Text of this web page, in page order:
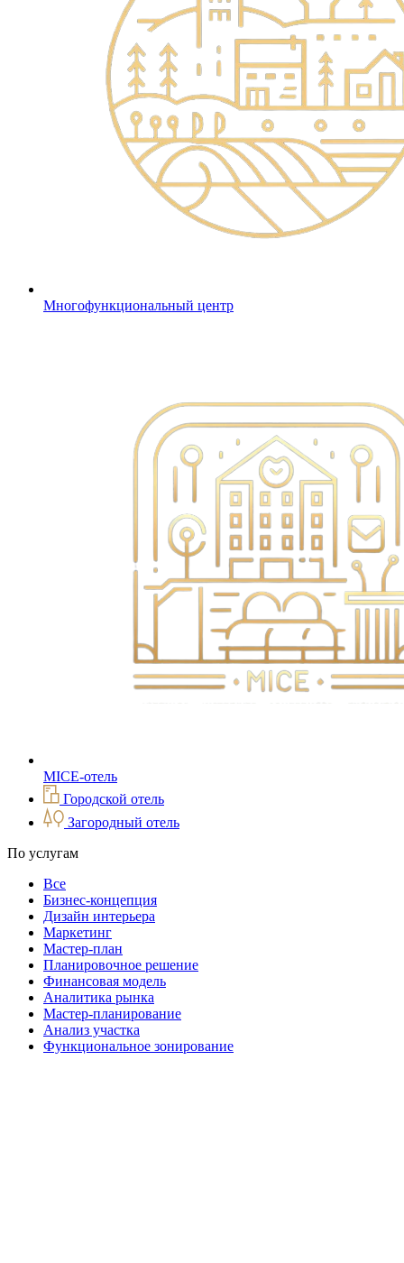
Многофункциональный центр
MICE-отель
Городской отель
Загородный отель
По услугам
Все
Бизнес-концепция
Дизайн интерьера
Маркетинг
Мастер‑план
Планировочное решение
Финансовая модель
Аналитика рынка
Мастер-планирование
Анализ участка
Функциональное зонирование